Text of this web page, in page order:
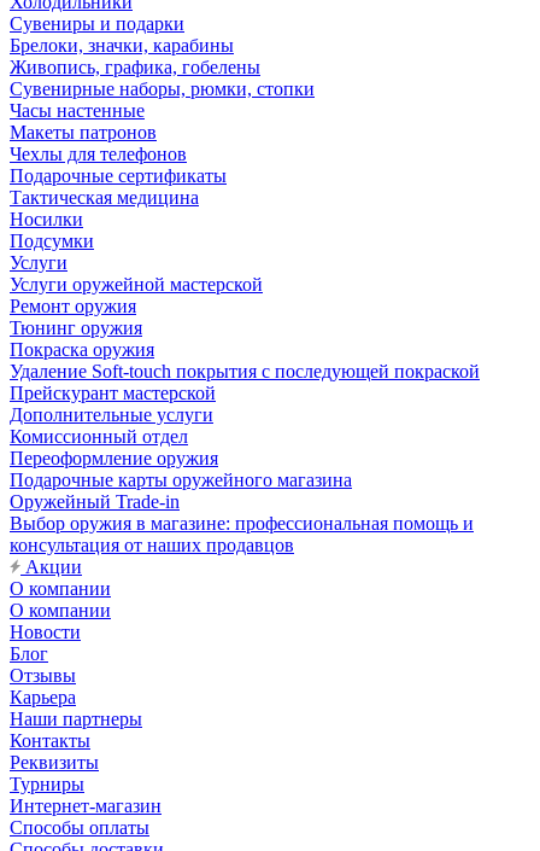
Сувениры и подарки
Брелоки, значки, карабины
Живопись, графика, гобелены
Сувенирные наборы, рюмки, стопки
Часы настенные
Макеты патронов
Чехлы для телефонов
Подарочные сертификаты
Тактическая медицина
Носилки
Подсумки
Услуги
Услуги оружейной мастерской
Ремонт оружия
Тюнинг оружия
Покраска оружия
Удаление Soft-touch покрытия с последующей покраской
Прейскурант мастерской
Дополнительные услуги
Комиссионный отдел
Переоформление оружия
Подарочные карты оружейного магазина
Оружейный Trade-in
Выбор оружия в магазине: профессиональная помощь и
консультация от наших продавцов
Акции
О компании
О компании
Новости
Блог
Отзывы
Карьера
Наши партнеры
Контакты
Реквизиты
Турниры
Интернет-магазин
Способы оплаты